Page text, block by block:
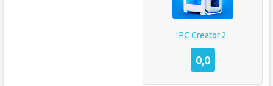
PC Creator 2
0,0